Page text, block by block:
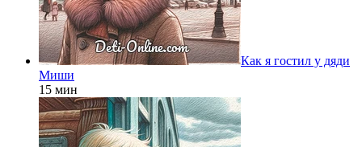
Как я гостил у дяди
Миши
15 мин